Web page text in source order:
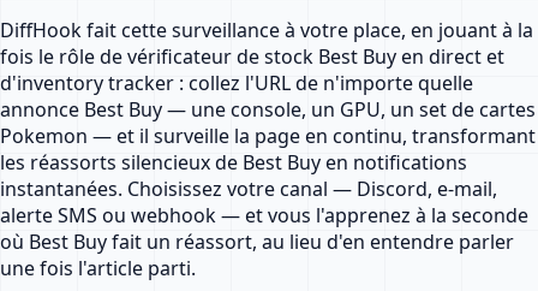
DiffHook fait cette surveillance à votre place, en jouant à la
fois le rôle de vérificateur de stock Best Buy en direct et
d'inventory tracker : collez l'URL de n'importe quelle
annonce Best Buy — une console, un GPU, un set de cartes
Pokemon — et il surveille la page en continu, transformant
les réassorts silencieux de Best Buy en notifications
instantanées. Choisissez votre canal — Discord, e-mail,
alerte SMS ou webhook — et vous l'apprenez à la seconde
où Best Buy fait un réassort, au lieu d'en entendre parler
une fois l'article parti.